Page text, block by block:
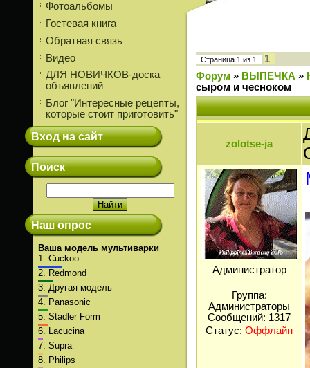
Фотоальбомы
Гостевая книга
Обратная связь
Видео
ДЛЯ НОВИЧКОВ-доска
объявлений
Блог "Интересные рецепты,
которые стоит приготовить"
Вход на сайт
Поиск
Наш опрос
Ваша модель мультиварки
1. Cuckoo
2.
Redmond
3. Другая модель
4.
Panasonic
5. Stadler Form
6.
Lacucina
7. Supra
8.
Philips
Страница 1 из 1
1
Форум » ВЫПЕЧКА »
сыром и чесноком
zolotse-ja
Администратор
Группа:
Администраторы
Сообщений: 1317
Статус: Оффлайн